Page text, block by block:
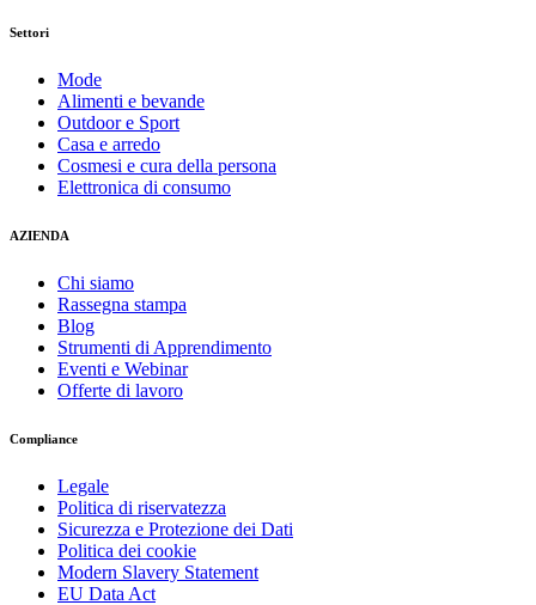
Settori
Mode
Alimenti e bevande
Outdoor e Sport
Casa e arredo
Cosmesi e cura della persona
Elettronica di consumo
AZIENDA
Chi siamo
Rassegna stampa
Blog
Strumenti di Apprendimento
Eventi e Webinar
Offerte di lavoro
Compliance
Legale
Politica di riservatezza
Sicurezza e Protezione dei Dati
Politica dei cookie
Modern Slavery Statement
EU Data Act